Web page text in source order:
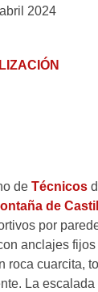
2024
de Técnicos
de
por
anclajes
roca cuarcita,
La escalada